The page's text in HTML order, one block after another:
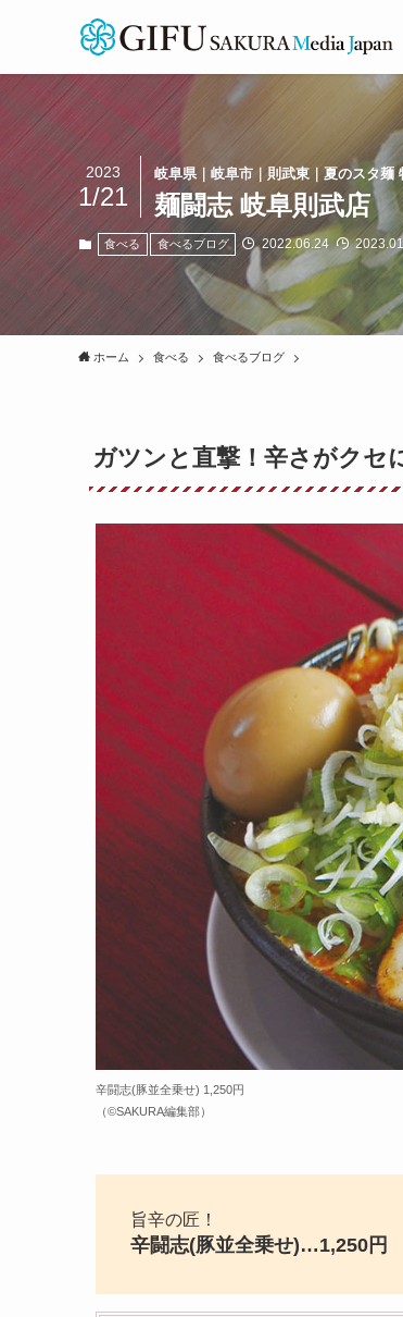
岐阜県｜岐阜市｜則武東｜夏のスタ麺
麺闘志 岐阜則武店
2023
1/21
食べる 食べるブログ 2022.06.24
ホーム 食べる 食べるブログ
ガツンと直撃！辛さがクセ
辛闘志(豚並全乗せ) 1,250円
（©️SAKURA編集部）
旨辛の匠！
辛闘志(豚並全乗せ)…1,250円